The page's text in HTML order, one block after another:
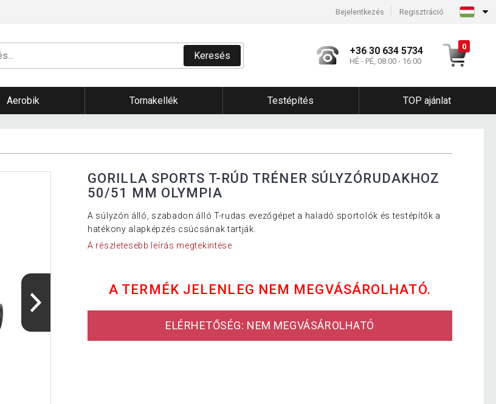
Bejelentkezés Regisztráció
Keresés +36 30 634 5734
HÉ - PÉ, 08:00 - 16:00
0
Aerobik Tornakellék Testépítés TOP ajánlat
GORILLA SPORTS T-RÚD TRÉNER SÚLYZÓRUDAKHOZ
50/51 MM OLYMPIA
A súlyzón álló, szabadon álló T-rudas evezőgépet a haladó sportolók és testépítők a
hatékony alapképzés csúcsának tartják.
A részletesebb leírás megtekintése
A TERMÉK JELENLEG NEM MEGVÁSÁROLHATÓ.
ELÉRHETŐSÉG: NEM MEGVÁSÁROLHATÓ